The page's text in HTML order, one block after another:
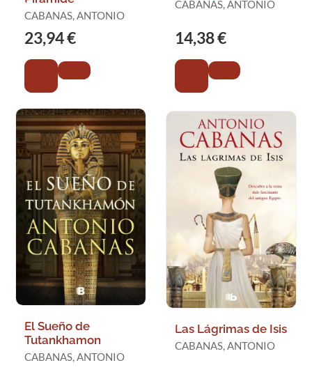
CABANAS, ANTONIO
23,94 €
CABANAS, ANTONIO
14,38 €
El Sueño de
Tutankhamon
CABANAS, ANTONIO
Las Lágrimas de Isis
CABANAS, ANTONIO